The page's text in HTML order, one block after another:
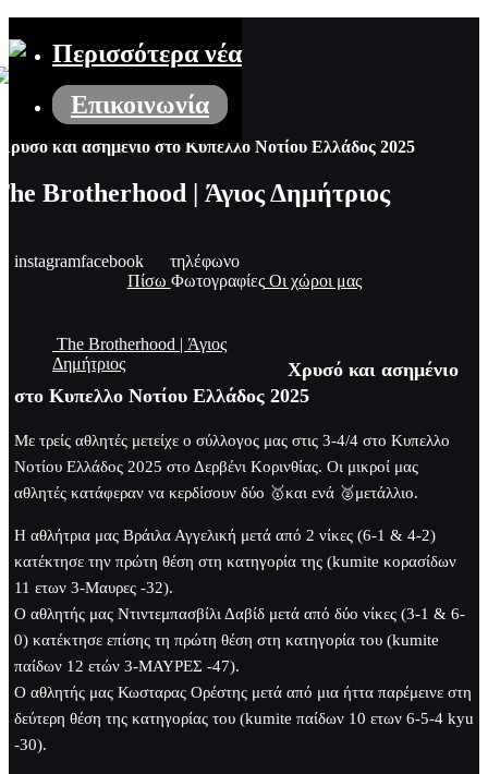
Περισσότερα νέα
Επικοινωνία
και ασημένιο στο Κυπελλο Νοτίου Ελλάδος 2025
Brotherhood | Άγιος Δημήτριος
instagramfacebook
τηλέφωνο
Πίσω ΦωτογραφίεςΟι χώροι μας
The Brotherhood | Άγιος
Δημήτριος
Χρυσό και ασημένιο
στο Κυπελλο Νοτίου Ελλάδος 2025
Mε τρείς αθλητές μετείχε ο σύλλογος μας στις 3-4/4 στο Κυπελλο
Νοτίου Ελλάδος 2025 στο Δερβένι Κορινθίας. Οι μικροί μας
αθλητές κατάφεραν να κερδίσουν δύο 🥇και ενά 🥈μετάλλιο.
Η αθλήτρια μας Βράιλα Αγγελική μετά από 2 νίκες (6-1 & 4-2)
κατέκτησε την πρώτη θέση στη κατηγορία της (kumite κορασίδων
11 ετων 3-Μαυρες -32).
Ο αθλητής μας Ντιντεμπασβίλι Δαβίδ μετά από δύο νίκες (3-1 & 6-
0) κατέκτησε επίσης τη πρώτη θέση στη κατηγορία του (kumite
παίδων 12 ετών 3-ΜΑΥΡΕΣ -47).
Ο αθλητής μας Κωσταρας Ορέστης μετά από μια ήττα παρέμεινε στη
δεύτερη θέση της κατηγορίας του (kumite παίδων 10 ετων 6-5-4 kyu
-30).